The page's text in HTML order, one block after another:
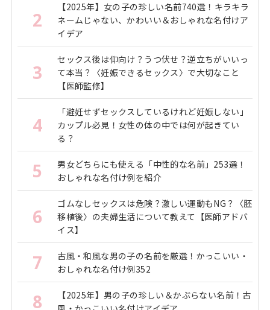
2
【2025年】女の子の珍しい名前740選！キラキラ
ネームじゃない、かわいい＆おしゃれな名付けア
イデア
3
セックス後は仰向け？うつ伏せ？逆立ちがいいっ
て本当？〈妊娠できるセックス〉で大切なこと
【医師監修】
4
「避妊せずセックスしているけれど妊娠しない」
カップル必見！女性の体の中では何が起きてい
る？
5
男女どちらにも使える「中性的な名前」253選！
おしゃれな名付け例を紹介
6
ゴムなしセックスは危険？激しい運動もNG？〈胚
移植後〉の夫婦生活について教えて【医師アドバ
イス】
7
古風・和風な男の子の名前を厳選！かっこいい・
おしゃれな名付け例352
8
【2025年】男の子の珍しい＆かぶらない名前！古